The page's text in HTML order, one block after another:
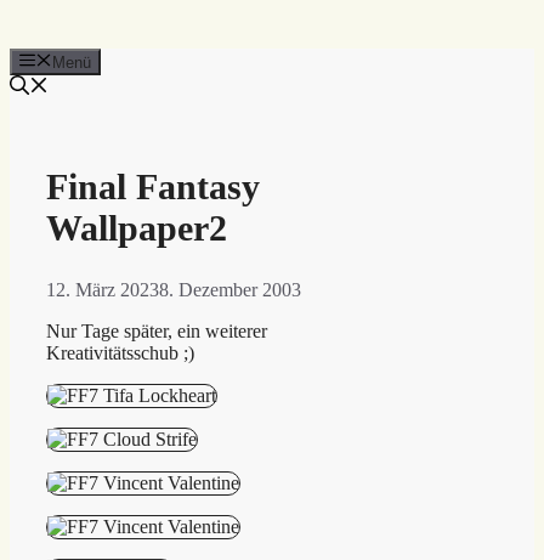
Menü
Final Fantasy
Wallpaper2
12. März 20238. Dezember 2003
Nur Tage später, ein weiterer
Kreativitätsschub ;)